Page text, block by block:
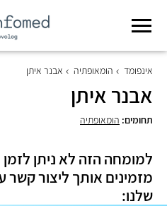
אינפומד הומאופתיה אבנר איתן
אבנר איתן
תחומים: הומאופתיה
למומחה הזה לא ניתן
מזמינים אותך ליצור
שלנו: